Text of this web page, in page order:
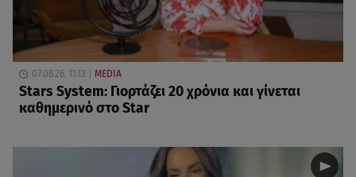
07.08.26, 11:13 MEDIA
Stars System: Γιορτάζει 20 χρόνια και γίνεται
καθημερινό στο Star